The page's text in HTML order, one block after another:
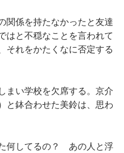
関係を持たなかったと友達
はと不穏なことを言われて
それをかたくなに否定する
まい学校を欠席する。京介
と鉢合わせた美鈴は、思わ
何してるの？ あの人と浮